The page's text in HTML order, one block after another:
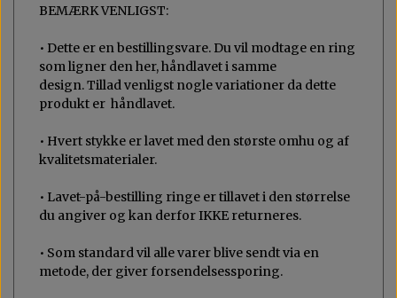
BEMÆRK VENLIGST:
• Dette er en bestillingsvare. Du vil modtage en ring
som ligner den her, håndlavet i samme
design. Tillad venligst nogle variationer da dette
produkt er ​​håndlavet.
• Hvert stykke er lavet med den største omhu og af
kvalitetsmaterialer.
• Lavet-på-bestilling ringe er tillavet i den størrelse
du angiver og kan derfor IKKE returneres.
• Som standard vil alle varer blive sendt via en
metode, der giver forsendelsessporing.